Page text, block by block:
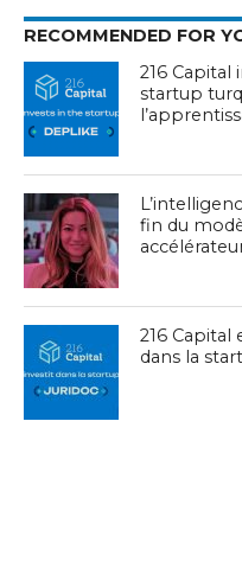
RECOMMENDED FOR
216 Capital
startup
fin du
216 Capital
dans la